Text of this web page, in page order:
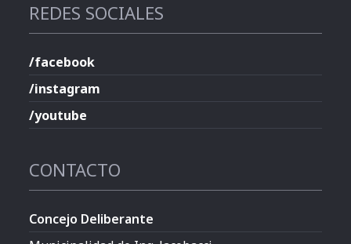
REDES SOCIALES
/facebook
/instagram
/youtube
CONTACTO
Concejo Deliberante